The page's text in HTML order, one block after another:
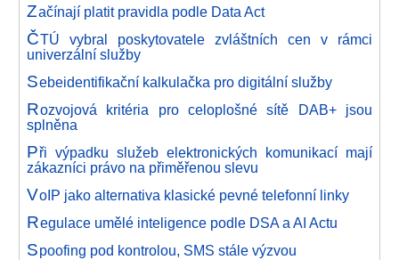
Začínají platit pravidla podle Data Act
ČTÚ vybral poskytovatele zvláštních cen v rámci
univerzální služby
Sebeidentifikační kalkulačka pro digitální služby
Rozvojová kritéria pro celoplošné sítě DAB+ jsou
splněna
Při výpadku služeb elektronických komunikací mají
zákazníci právo na přiměřenou slevu
VoIP jako alternativa klasické pevné telefonní linky
Regulace umělé inteligence podle DSA a AI Actu
Spoofing pod kontrolou, SMS stále výzvou